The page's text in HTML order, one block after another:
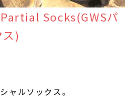
Socks(GWSパ
)
ャルソックス。